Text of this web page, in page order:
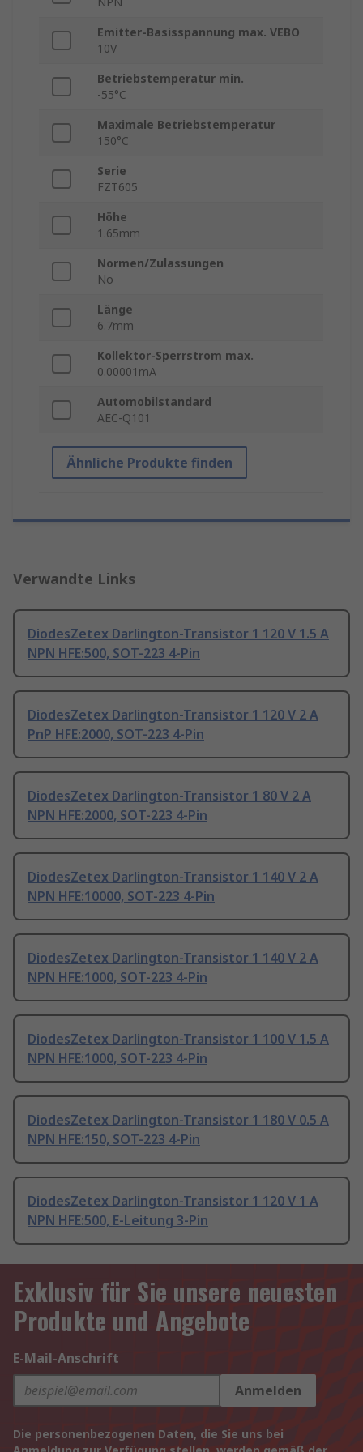
Emitter-Basisspannung max. VEBO
10V
Betriebstemperatur min.
-55°C
Maximale Betriebstemperatur
150°C
Serie
FZT605
Höhe
1.65mm
Normen/Zulassungen
No
Länge
6.7mm
Kollektor-Sperrstrom max.
0.00001mA
Automobilstandard
AEC-Q101
Ähnliche Produkte finden
Verwandte Links
DiodesZetex Darlington-Transistor 1 120 V 1.5 A
NPN HFE:500, SOT-223 4-Pin
DiodesZetex Darlington-Transistor 1 120 V 2 A
PnP HFE:2000, SOT-223 4-Pin
DiodesZetex Darlington-Transistor 1 80 V 2 A
NPN HFE:2000, SOT-223 4-Pin
DiodesZetex Darlington-Transistor 1 140 V 2 A
NPN HFE:10000, SOT-223 4-Pin
DiodesZetex Darlington-Transistor 1 140 V 2 A
NPN HFE:1000, SOT-223 4-Pin
DiodesZetex Darlington-Transistor 1 100 V 1.5 A
NPN HFE:1000, SOT-223 4-Pin
DiodesZetex Darlington-Transistor 1 180 V 0.5 A
NPN HFE:150, SOT-223 4-Pin
DiodesZetex Darlington-Transistor 1 120 V 1 A
NPN HFE:500, E-Leitung 3-Pin
Exklusiv für Sie unsere neuesten
Produkte und Angebote
E-Mail-Anschrift
Anmelden
Die personenbezogenen Daten, die Sie uns bei